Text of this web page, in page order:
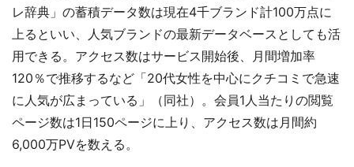
レ辞典」の蓄積データ数は現在4千ブランド計100万点に
上るといい、人気ブランドの最新データベースとしても活
用できる。アクセス数はサービス開始後、月間増加率
120％で推移するなど「20代女性を中心にクチコミで急速
に人気が広まっている」（同社）。会員1人当たりの閲覧
ページ数は1日150ページに上り、アクセス数は月間約
6,000万PVを数える。